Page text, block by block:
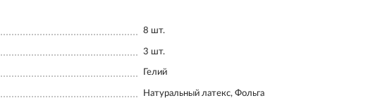
8 шт.
3 шт.
Гелий
Натуральный латекс, Фольга